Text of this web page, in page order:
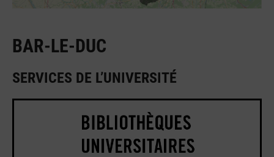
BAR-LE-DUC
SERVICES DE L’UNIVERSITÉ